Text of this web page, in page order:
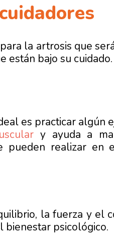
la artrosis que
están bajo su cuidado.
es practicar algún
y ayuda a
pueden realizar en
la fuerza y el
bienestar psicológico.